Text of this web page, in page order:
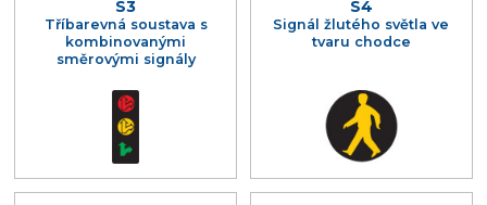
S3
Tříbarevná soustava s
kombinovanými
směrovými signály
S4
Signál žlutého světla ve
tvaru chodce